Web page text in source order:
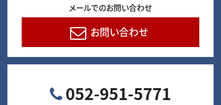
メールでのお問い合わせ
お問い合わせ
052-951-5771